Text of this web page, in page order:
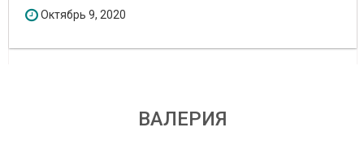
Октябрь 9, 2020
ВАЛЕРИЯ